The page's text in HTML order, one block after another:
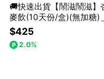
🚚快速出貨【鬧滋鬧滋】
麥飲(10天份/盒)(無加糖)
杏仁香．淡淡奶香＿100%
然無添加
$425
2.0%